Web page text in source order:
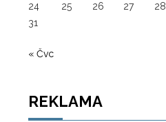
24
25 26 27 28
31
« Čvc
REKLAMA